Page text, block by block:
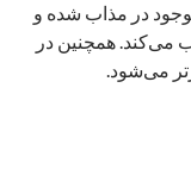
در مذاب شده و
می‌کند. همچنین در
می‌شود.